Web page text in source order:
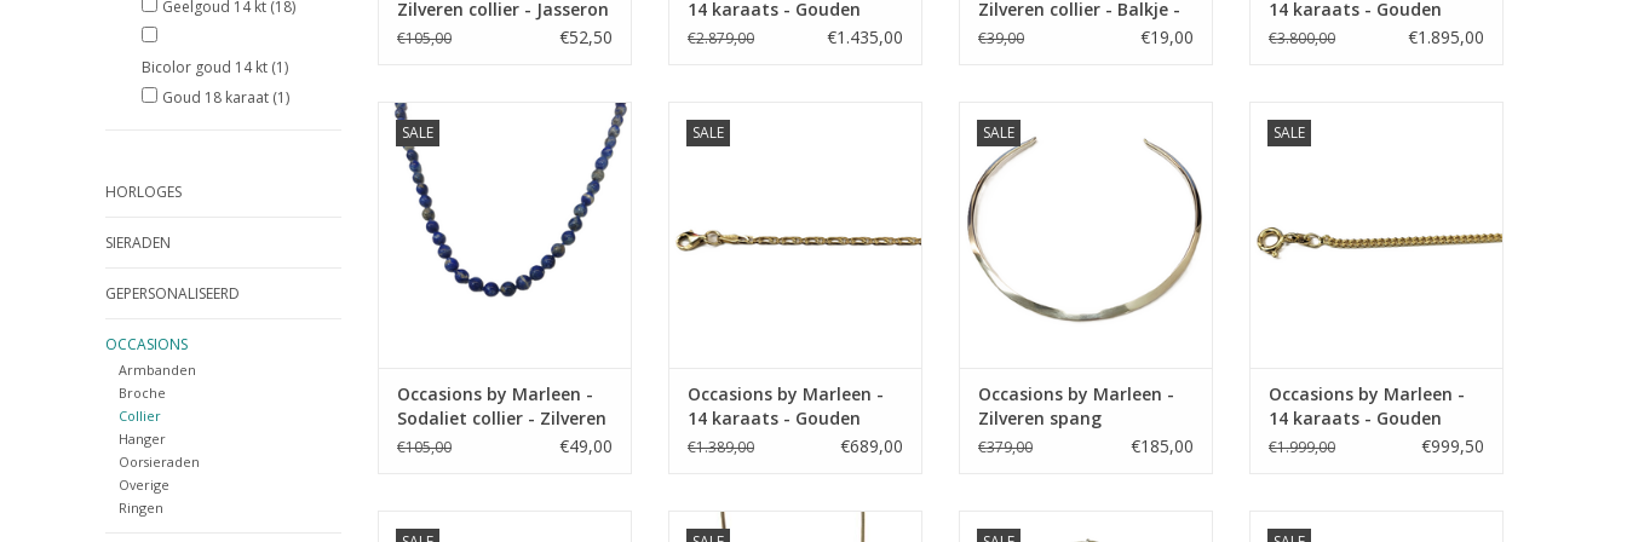
Geelgoud 14 kt (18)
Bicolor goud 14 kt (1)
Goud 18 karaat (1)
HORLOGES
SIERADEN
GEPERSONALISEERD
OCCASIONS
Armbanden
Broche
Collier
Hanger
Oorsieraden
Overige
Ringen
Zilveren collier - Jasseron
- 68 cm
€105,00 €52,50
14 karaats - Gouden
collier - Bicolor - 45 cm
€2.879,00 €1.435,00
Zilveren collier - Balkje -
41/44/45 cm
€39,00 €19,00
14 karaats - Gouden
collier - Koord - 43 cm
€3.800,00 €1.895,00
SALE
Occasions by Marleen Occasions
by Marleen - Sodaliet collier -
TOEVOEGEN AAN WINKELWAGEN
Occasions by Marleen -
Sodaliet collier - Zilveren
slot - 56 cm
€105,00 €49,00
SALE
by Marleen - 14 karaats - Gouden
Occasions by Marleen -
14 karaats - Gouden
collier - Fantasie - 46 cm
€1.389,00 €689,00
SALE
by Marleen - Zilveren spang
TOEVOEGEN AAN WINKELWAGEN
Occasions by Marleen -
Zilveren spang
€379,00 €185,00
SALE
by Marleen - 14 karaats - Gouden
Occasions by Marleen -
14 karaats - Gouden
lengtecollier - Gourmet -
€1.999,00 €999,50
Occasions by Marleen Occasions